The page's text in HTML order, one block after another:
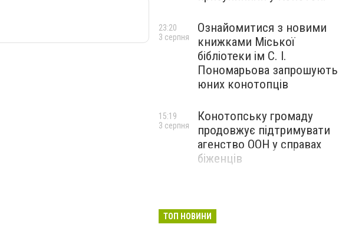
Ознайомитися з новими
книжками Міської
бібліотеки ім С. І.
Пономарьова запрошують
юних конотопців
23:20
3 серпня
Конотопську громаду
продовжує підтримувати
агенство ООН у справах
біженців
15:19
3 серпня
ТОП НОВИНИ